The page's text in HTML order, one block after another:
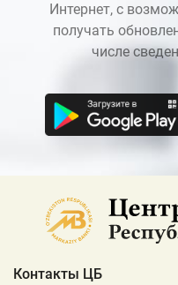
Интернет, с
получать
числе
Контакты ЦБ